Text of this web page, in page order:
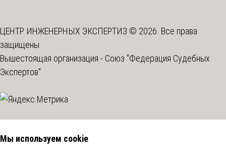
ЦЕНТР ИНЖЕНЕРНЫХ ЭКСПЕРТИЗ © 2026. Все права
защищены
Вышестоящая организация - Союз "Федерация Судебных
Экспертов"
Мы используем cookie